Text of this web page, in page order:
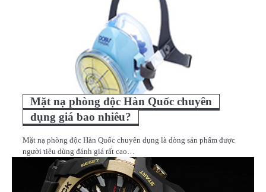
Mặt nạ phòng độc Hàn Quốc chuyên
dụng giá bao nhiêu?
Mặt nạ phòng độc Hàn Quốc chuyên dụng là dòng sản phẩm được
người tiêu dùng đánh giá rất cao…